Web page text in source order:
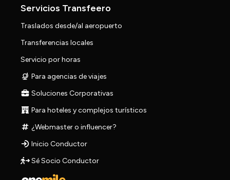
Servicios Transfeero
Traslados desde/al aeropuerto
Transferencias locales
Servicio por horas
Para agencias de viajes
Soluciones Corporativas
Para hoteles y complejos turísticos
¿Webmaster o influencer?
Inicio Conductor
Sé Socio Conductor